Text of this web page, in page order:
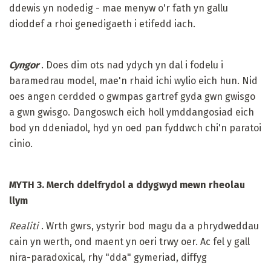
ddewis yn nodedig - mae menyw o'r fath yn gallu
dioddef a rhoi genedigaeth i etifedd iach.
Cyngor. Does dim ots nad ydych yn dal i fodelu i
baramedrau model, mae'n rhaid ichi wylio eich hun. Nid
oes angen cerdded o gwmpas gartref gyda gwn gwisgo
a gwn gwisgo. Dangoswch eich holl ymddangosiad eich
bod yn ddeniadol, hyd yn oed pan fyddwch chi'n paratoi
cinio.
MYTH 3. Merch ddelfrydol a ddygwyd mewn rheolau
llym
Realiti. Wrth gwrs, ystyrir bod magu da a phrydweddau
cain yn werth, ond maent yn oeri trwy oer. Ac fel y gall
nira-paradoxical, rhy "dda" gymeriad, diffyg